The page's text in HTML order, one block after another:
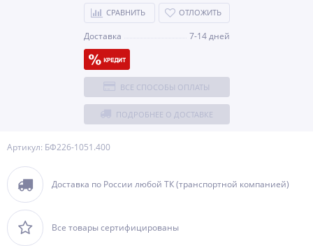
Артикул: БФ226-1051.400
Доставка по России любой ТК (транспортной компанией)
Все товары сертифицированы
СРАВНИТЬ ОТЛОЖИТЬ
Доставка 7-14 дней
ВСЕ СПОСОБЫ ОПЛАТЫ
ПОДРОБНЕЕ О ДОСТАВКЕ